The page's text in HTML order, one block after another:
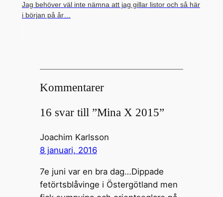
Jag behöver väl inte nämna att jag gillar listor och så här
i början på år…
Kommentarer
16 svar till ”Mina X 2015”
Joachim Karlsson
8 januari, 2016
7e juni var en bra dag…Dippade
fetörtsblåvinge i Östergötland men